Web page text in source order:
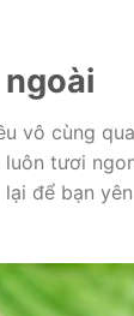
vô cùng
tươi
để bạn